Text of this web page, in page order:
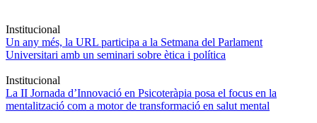
Institucional
Un any més, la URL participa a la Setmana del Parlament
Universitari amb un seminari sobre ètica i política
Institucional
La II Jornada d’Innovació en Psicoteràpia posa el focus en la
mentalització com a motor de transformació en salut mental